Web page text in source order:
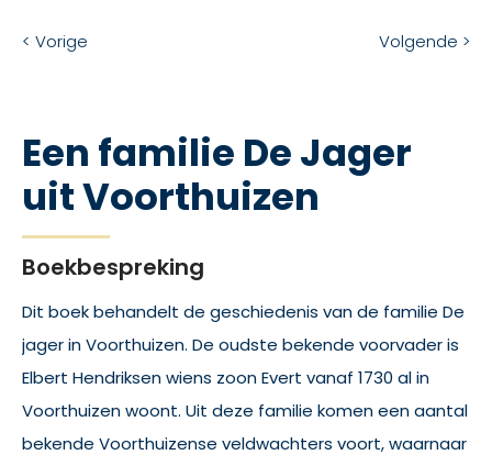
< Vorige Volgende >
Een familie De Jager
uit Voorthuizen
Boekbespreking
Dit boek behandelt de geschiedenis van de familie De
jager in Voorthuizen. De oudste bekende voorvader is
Elbert Hendriksen wiens zoon Evert vanaf 1730 al in
Voorthuizen woont. Uit deze familie komen een aantal
bekende Voorthuizense veldwachters voort, waarnaar